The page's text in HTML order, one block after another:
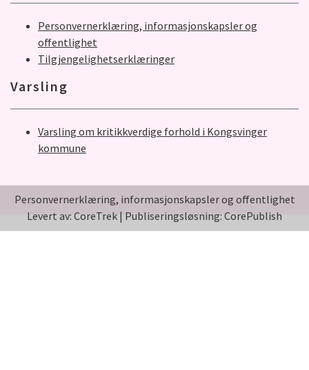
Personvernerklæring, informasjonskapsler og
offentlighet
Tilgjengelighetserklæringer
Varsling
Varsling om kritikkverdige forhold i Kongsvinger
kommune
Personvernerklæring, informasjonskapsler og offentlighet
Levert av: CoreTrek | Publiseringsløsning: CorePublish